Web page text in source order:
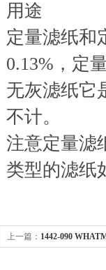
用途
定量滤纸和
0.13%，定
无灰滤纸它
不计。
注意定量滤
类型的滤纸
上一篇： 1442-090